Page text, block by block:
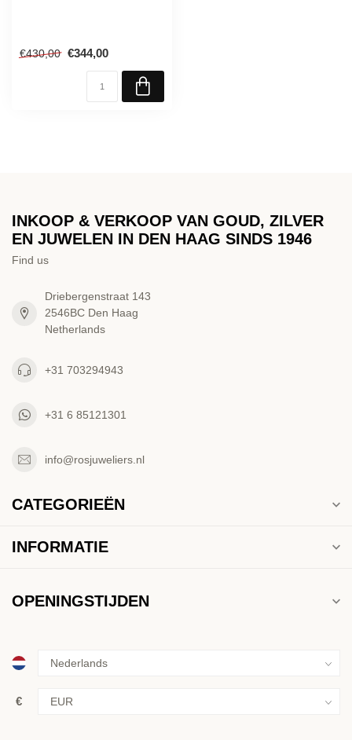
€430,00 €344,00
INKOOP & VERKOOP VAN GOUD, ZILVER
EN JUWELEN IN DEN HAAG SINDS 1946
Find us
Driebergenstraat 143
2546BC Den Haag
Netherlands
+31 703294943
+31 6 85121301
info@rosjuweliers.nl
CATEGORIEËN
INFORMATIE
OPENINGSTIJDEN
€